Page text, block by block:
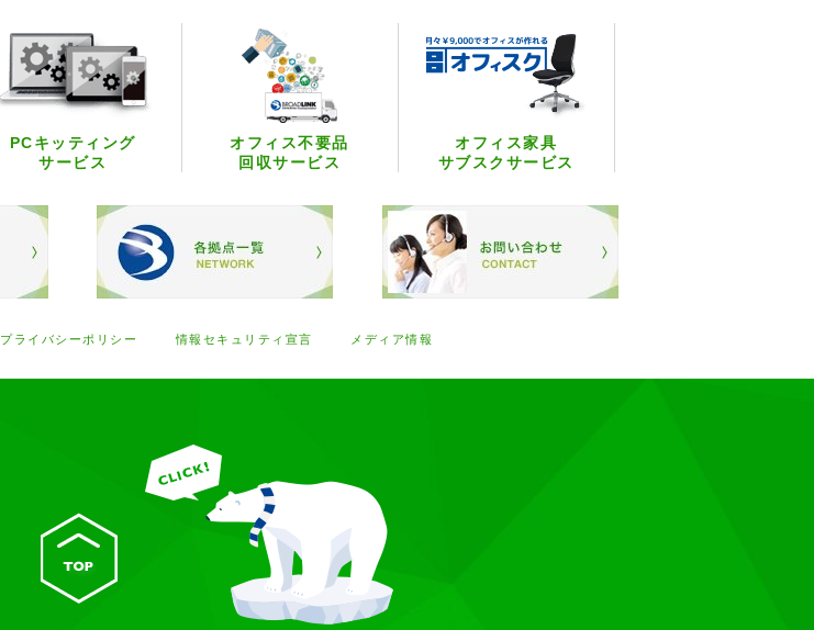
PCキッティング
サービス
オフィス不要品
回収サービス
オフィス家具
サブスクサービス
プライバシーポリシー 情報セキュリティ宣言 メディア情報